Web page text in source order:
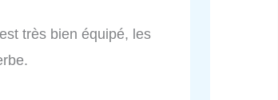
très bien équipé, les